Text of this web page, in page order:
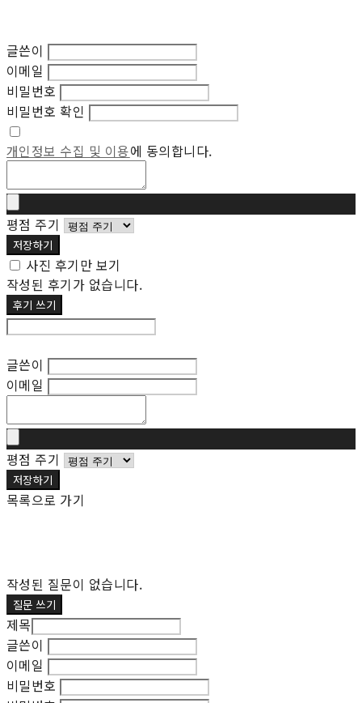
글쓴이
이메일
비밀번호
비밀번호 확인
개인정보 수집 및 이용에 동의합니다.
평점 주기
저장하기
사진 후기만 보기
작성된 후기가 없습니다.
후기 쓰기
글쓴이
이메일
평점 주기
저장하기
목록으로 가기
작성된 질문이 없습니다.
질문 쓰기
제목
글쓴이
이메일
비밀번호